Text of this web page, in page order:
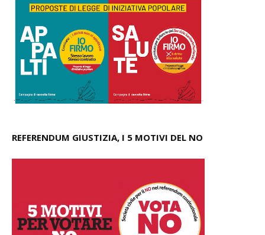
REFERENDUM GIUSTIZIA, I 5 MOTIVI DEL NO